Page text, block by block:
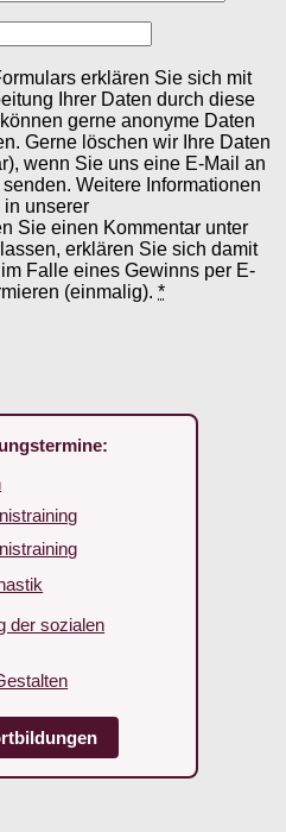
erklären Sie sich mit
Ihrer Daten durch diese
gerne anonyme Daten
Gerne löschen wir Ihre Daten
wenn Sie uns eine E-Mail an
Weitere Informationen
unserer
Sie einen Kommentar unter
erklären Sie sich damit
Falle eines Gewinns per E-
(einmalig). *
der sozialen